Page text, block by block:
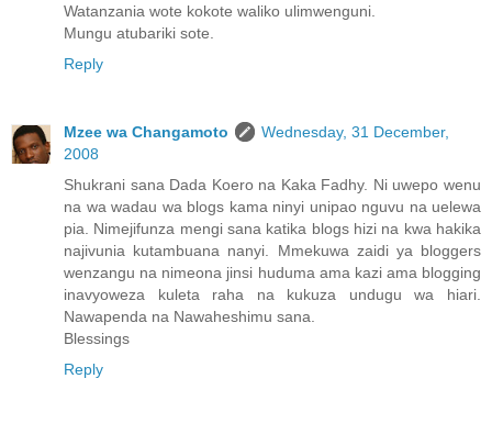
Watanzania wote kokote waliko ulimwenguni.
Mungu atubariki sote.
Reply
Mzee wa Changamoto
Wednesday, 31 December,
2008
Shukrani sana Dada Koero na Kaka Fadhy. Ni uwepo wenu
na wa wadau wa blogs kama ninyi unipao nguvu na uelewa
pia. Nimejifunza mengi sana katika blogs hizi na kwa hakika
najivunia kutambuana nanyi. Mmekuwa zaidi ya bloggers
wenzangu na nimeona jinsi huduma ama kazi ama blogging
inavyoweza kuleta raha na kukuza undugu wa hiari.
Nawapenda na Nawaheshimu sana.
Blessings
Reply